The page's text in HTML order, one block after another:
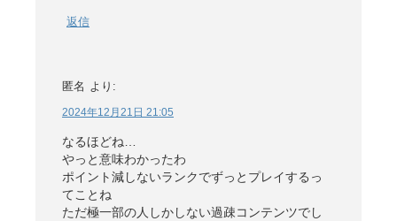
返信
匿名 より:
2024年12月21日 21:05
なるほどね…
やっと意味わかったわ
ポイント減しないランクでずっとプレイするっ
てことね
ただ極一部の人しかしない過疎コンテンツでし